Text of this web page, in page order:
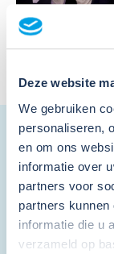
Deze website
We gebruiken
personaliseren,
en om ons
informatie over
partners voor
partners
informatie die u
verzameld op
Schrijf je in en
Ik ga